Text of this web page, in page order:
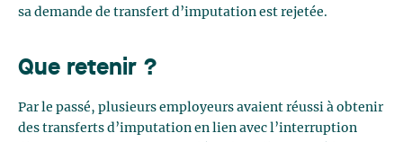
sa demande de transfert d’imputation est rejetée.
Que retenir ?
Par le passé, plusieurs employeurs avaient réussi à obtenir
des transferts d’imputation en lien avec l’interruption